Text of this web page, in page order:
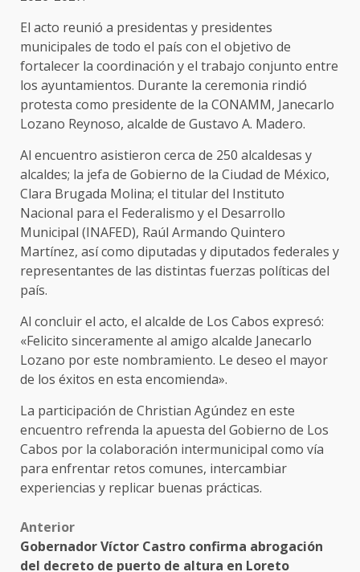
El acto reunió a presidentas y presidentes
municipales de todo el país con el objetivo de
fortalecer la coordinación y el trabajo conjunto entre
los ayuntamientos. Durante la ceremonia rindió
protesta como presidente de la CONAMM, Janecarlo
Lozano Reynoso, alcalde de Gustavo A. Madero.
Al encuentro asistieron cerca de 250 alcaldesas y
alcaldes; la jefa de Gobierno de la Ciudad de México,
Clara Brugada Molina; el titular del Instituto
Nacional para el Federalismo y el Desarrollo
Municipal (INAFED), Raúl Armando Quintero
Martínez, así como diputadas y diputados federales y
representantes de las distintas fuerzas políticas del
país.
Al concluir el acto, el alcalde de Los Cabos expresó:
«Felicito sinceramente al amigo alcalde Janecarlo
Lozano por este nombramiento. Le deseo el mayor
de los éxitos en esta encomienda».
La participación de Christian Agúndez en este
encuentro refrenda la apuesta del Gobierno de Los
Cabos por la colaboración intermunicipal como vía
para enfrentar retos comunes, intercambiar
experiencias y replicar buenas prácticas.
Post
navigation
Anterior
Gobernador Víctor Castro confirma abrogación
del decreto de puerto de altura en Loreto